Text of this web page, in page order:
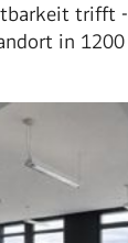
trifft -
in 1200